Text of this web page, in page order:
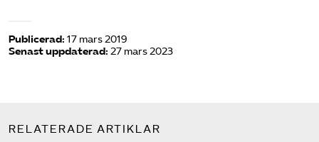
Publicerad: 17 mars 2019
Senast uppdaterad: 27 mars 2023
RELATERADE ARTIKLAR